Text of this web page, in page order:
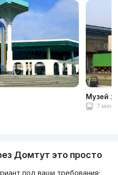
Музей
7 мин
Домтут это просто
под ваши требования;